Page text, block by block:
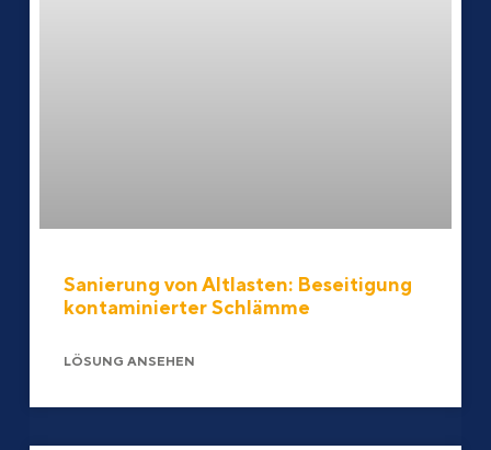
Sanierung von Altlasten: Beseitigung
kontaminierter Schlämme
LÖSUNG ANSEHEN